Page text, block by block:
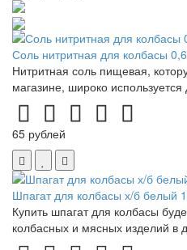
Соль нитритная для колбасы
Нитритная соль пищевая,
магазине, широко используется
65 рублей
Шпагат для колбасы х/б белый
Купить шпагат для колбасы
колбасных и мясных изделий в